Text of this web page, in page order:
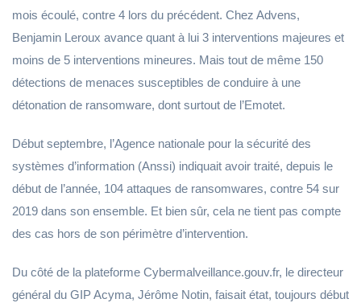
mois écoulé, contre 4 lors du précédent. Chez Advens,
Benjamin Leroux avance quant à lui 3 interventions majeures et
moins de 5 interventions mineures. Mais tout de même 150
détections de menaces susceptibles de conduire à une
détonation de ransomware, dont surtout de l’Emotet.
Début septembre, l’Agence nationale pour la sécurité des
systèmes d’information (Anssi) indiquait avoir traité, depuis le
début de l’année, 104 attaques de ransomwares, contre 54 sur
2019 dans son ensemble. Et bien sûr, cela ne tient pas compte
des cas hors de son périmètre d’intervention.
Du côté de la plateforme Cybermalveillance.gouv.fr, le directeur
général du GIP Acyma, Jérôme Notin, faisait état, toujours début